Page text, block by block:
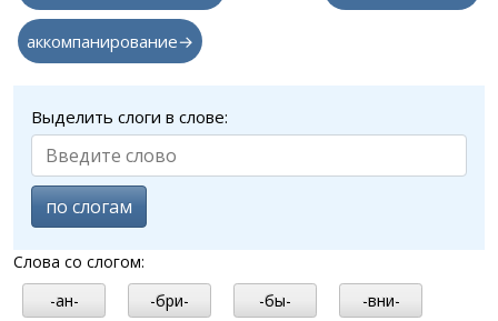
аккомпанирование→
Выделить слоги в слове:
по слогам
Слова со слогом:
-ан-
-бри- -бы- -вни-